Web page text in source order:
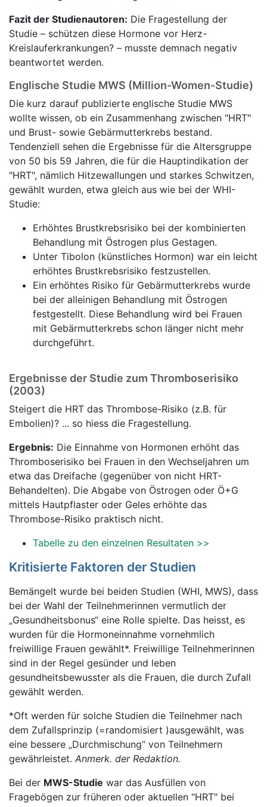
Fazit der Studienautoren: Die Fragestellung der
Studie – schützen diese Hormone vor Herz-
Kreislauferkrankungen? – musste demnach negativ
beantwortet werden.
Englische Studie MWS (Million-Women-Studie)
Die kurz darauf publizierte englische Studie MWS
wollte wissen, ob ein Zusammenhang zwischen "HRT"
und Brust- sowie Gebärmutterkrebs bestand.
Tendenziell sehen die Ergebnisse für die Altersgruppe
von 50 bis 59 Jahren, die für die Hauptindikation der
"HRT", nämlich Hitzewallungen und starkes Schwitzen,
gewählt wurden, etwa gleich aus wie bei der WHI-
Studie:
Erhöhtes Brustkrebsrisiko bei der kombinierten
Behandlung mit Östrogen plus Gestagen.
Unter Tibolon (künstliches Hormon) war ein leicht
erhöhtes Brustkrebsrisiko festzustellen.
Ein erhöhtes Risiko für Gebärmutterkrebs wurde
bei der alleinigen Behandlung mit Östrogen
festgestellt. Diese Behandlung wird bei Frauen
mit Gebärmutterkrebs schon länger nicht mehr
durchgeführt.
Ergebnisse der Studie zum Thromboserisiko
(2003)
Steigert die HRT das Thrombose-Risiko (z.B. für
Embolien)? ... so hiess die Fragestellung.
Ergebnis: Die Einnahme von Hormonen erhöht das
Thromboserisiko bei Frauen in den Wechseljahren um
etwa das Dreifache (gegenüber von nicht HRT-
Behandelten). Die Abgabe von Östrogen oder Ö+G
mittels Hautpflaster oder Geles erhöhte das
Thrombose-Risiko praktisch nicht.
Tabelle zu den einzelnen Resultaten >>
Kritisierte Faktoren der Studien
Bemängelt wurde bei beiden Studien (WHI, MWS), dass
bei der Wahl der Teilnehmerinnen vermutlich der
„Gesundheitsbonus“ eine Rolle spielte. Das heisst, es
wurden für die Hormoneinnahme vornehmlich
freiwillige Frauen gewählt*. Freiwillige Teilnehmerinnen
sind in der Regel gesünder und leben
gesundheitsbewusster als die Frauen, die durch Zufall
gewählt werden.
*Oft werden für solche Studien die Teilnehmer nach
dem Zufallsprinzip (=randomisiert )ausgewählt, was
eine bessere „Durchmischung“ von Teilnehmern
gewährleistet. Anmerk. der Redaktion.
Bei der MWS-Studie war das Ausfüllen von
Fragebögen zur früheren oder aktuellen "HRT" bei